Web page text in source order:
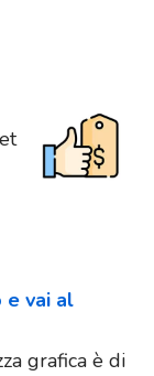
e vai al
grafica è di